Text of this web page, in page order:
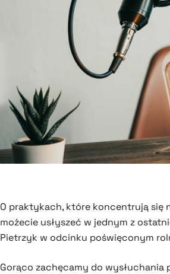
O praktykach, które koncentrują się
możecie usłyszeć w jednym z
Pietrzyk w odcinku poświęconym
Gorąco zachęcamy do wysłuchania